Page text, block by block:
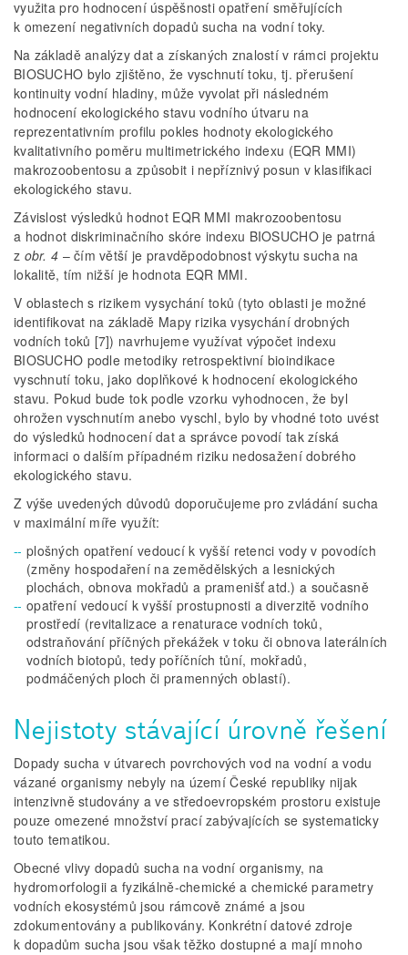
využita pro hodnocení úspěšnosti opatření směřujících
k omezení negativních dopadů sucha na vodní toky.
Na základě analýzy dat a získaných znalostí v rámci projektu
BIOSUCHO bylo zjištěno, že vyschnutí toku, tj. přerušení
kontinuity vodní hladiny, může vyvolat při následném
hodnocení ekologického stavu vodního útvaru na
reprezentativním profilu pokles hodnoty ekologického
kvalitativního poměru multimetrického indexu (EQR MMI)
makrozoobentosu a způsobit i nepříznivý posun v klasifikaci
ekologického stavu.
Závislost výsledků hodnot EQR MMI makrozoobentosu
a hodnot diskriminačního skóre indexu BIOSUCHO je patrná
z obr. 4 – čím větší je pravděpodobnost výskytu sucha na
lokalitě, tím nižší je hodnota EQR MMI.
V oblastech s rizikem vysychání toků (tyto oblasti je možné
identifikovat na základě Mapy rizika vysychání drobných
vodních toků [7]) navrhujeme využívat výpočet indexu
BIOSUCHO podle metodiky retrospektivní bioindikace
vyschnutí toku, jako doplňkové k hodnocení ekologického
stavu. Pokud bude tok podle vzorku vyhodnocen, že byl
ohrožen vyschnutím anebo vyschl, bylo by vhodné toto uvést
do výsledků hodnocení dat a správce povodí tak získá
informaci o dalším případném riziku nedosažení dobrého
ekologického stavu.
Z výše uvedených důvodů doporučujeme pro zvládání sucha
v maximální míře využít:
plošných opatření vedoucí k vyšší retenci vody v povodích
(změny hospodaření na zemědělských a lesnických
plochách, obnova mokřadů a pramenišť atd.) a současně
opatření vedoucí k vyšší prostupnosti a diverzitě vodního
prostředí (revitalizace a renaturace vodních toků,
odstraňování příčných překážek v toku či obnova laterálních
vodních biotopů, tedy poříčních tůní, mokřadů,
podmáčených ploch či pramenných oblastí).
Nejistoty stávající úrovně řešení
Dopady sucha v útvarech povrchových vod na vodní a vodu
vázané organismy nebyly na území České republiky nijak
intenzivně studovány a ve středoevropském prostoru existuje
pouze omezené množství prací zabývajících se systematicky
touto tematikou.
Obecné vlivy dopadů sucha na vodní organismy, na
hydromorfologii a fyzikálně-chemické a chemické parametry
vodních ekosystémů jsou rámcově známé a jsou
zdokumentovány a publikovány. Konkrétní datové zdroje
k dopadům sucha jsou však těžko dostupné a mají mnoho